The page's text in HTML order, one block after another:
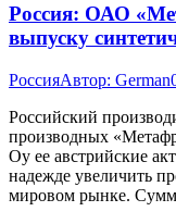
Россия: ОАО
выпуску
РоссияАвтор: German
Российский
производных
Oy ее австрийские
надежде увеличить
мировом рынке.